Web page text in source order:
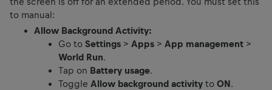
to manual:
Allow Background Activity:
Go to Settings > Apps > App management >
World Run.
Tap on Battery usage.
Toggle Allow background activity to ON.